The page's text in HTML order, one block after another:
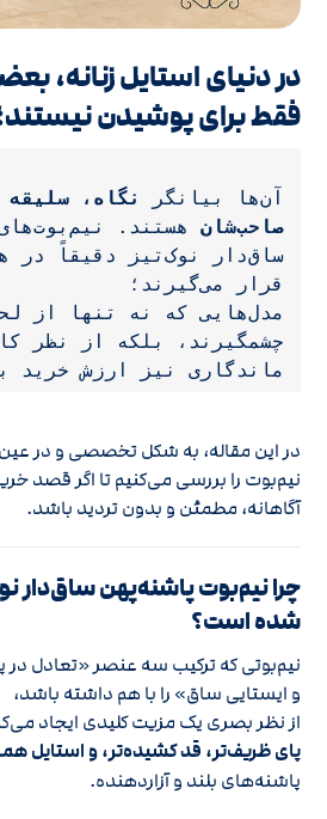
در دنیای استایل زنانه،
فقط برای پوشیدن
آن‌ها بیانگر
صاحب‌شان
قرار می‌گیرند؛
ماندگاری نیز ارزش خرید
در این مقاله، به شکل تخصصی و در
نیم‌بوت را بررسی می‌کنیم تا اگر قصد
آگاهانه، مطمئن و بدون تردید باشد.
شده است؟
نیم‌بوتی که ترکیب سه عنصر «تعادل در
و ایستایی ساق» را با هم داشته باشد،
از نظر بصری یک مزیت کلیدی ایجاد
پای ظریف‌تر، قد کشیده‌تر، و استایل
پاشنه‌های بلند و آزاردهنده.